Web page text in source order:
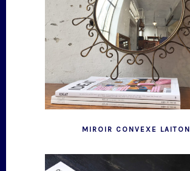
MIROIR CONVEXE LAITON